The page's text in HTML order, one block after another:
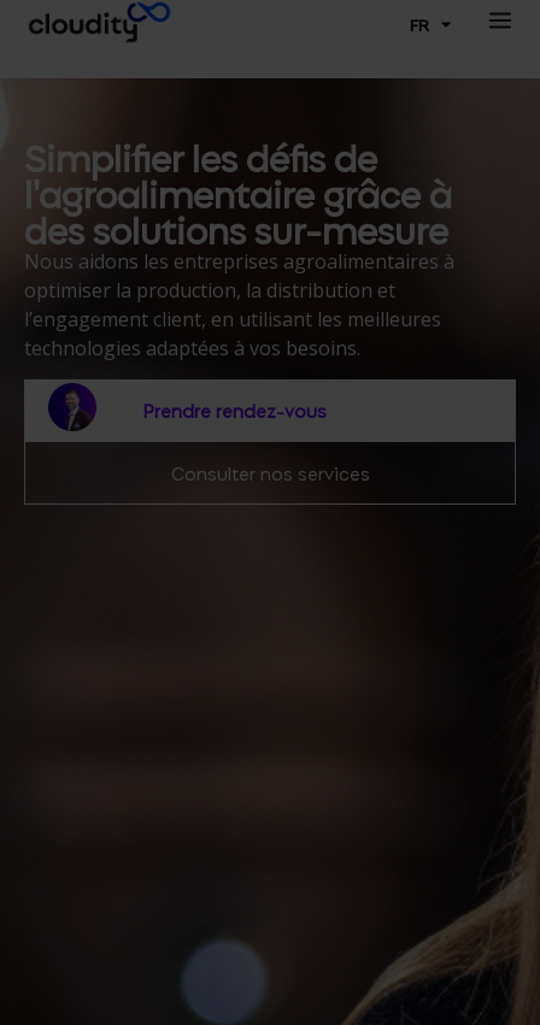
FR
Simplifier les défis de
l'agroalimentaire grâce à
des solutions sur-mesure
Nous aidons les entreprises agroalimentaires à
optimiser la production, la distribution et
l’engagement client, en utilisant les meilleures
technologies adaptées à vos besoins.
Prendre rendez-vous
Consulter nos services